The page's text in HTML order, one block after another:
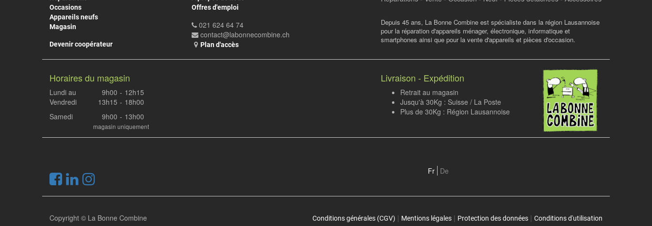
Occasions
Appareils neufs
Magasin
Devenir coopérateur
Offres d'emploi
021 624 64 74
contact@labonnecombine.ch
Plan d'accès
Depuis 45 ans, La Bonne Combine est spécialiste dans la région Lausannoise
pour la réparation d'appareils ménager, électronique, informatique et
smartphones ainsi que pour la vente d'appareils et pièces d'occasion.
Horaires du magasin
Lundi au
Vendredi
9h00
13h15
-
-
12h15
18h00
Samedi
9h00 - 13h00
magasin uniquement
Livraison - Expédition
Retrait au magasin
Jusqu'à 30Kg : Suisse / La Poste
Plus de 30Kg : Région Lausannoise
Fr De
Conditions générales (CGV) | Mentions légales | Protection des données | Conditions d'utilisation
Copyright © La Bonne Combine